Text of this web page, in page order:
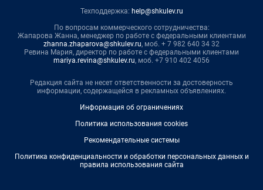
Техподдержка: help@shkulev.ru
По вопросам коммерческого сотрудничества:
Жапарова Жанна, менеджер по работе с федеральными клиентами
zhanna.zhaparova@shkulev.ru, моб. + 7 982 640 34 32
Ревина Мария, директор по работе с федеральными клиентами
mariya.revina@shkulev.ru, моб. +7 910 402 4056
Редакция сайта не несет ответственности за достоверность
информации, содержащейся в рекламных объявлениях.
Информация об ограничениях
Политика использования cookies
Рекомендательные системы
Политика конфиденциальности и обработки персональных данных и
правила использования сайта